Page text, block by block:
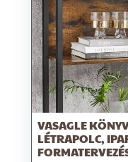
VASAGLE
LÉTRAPOLC,